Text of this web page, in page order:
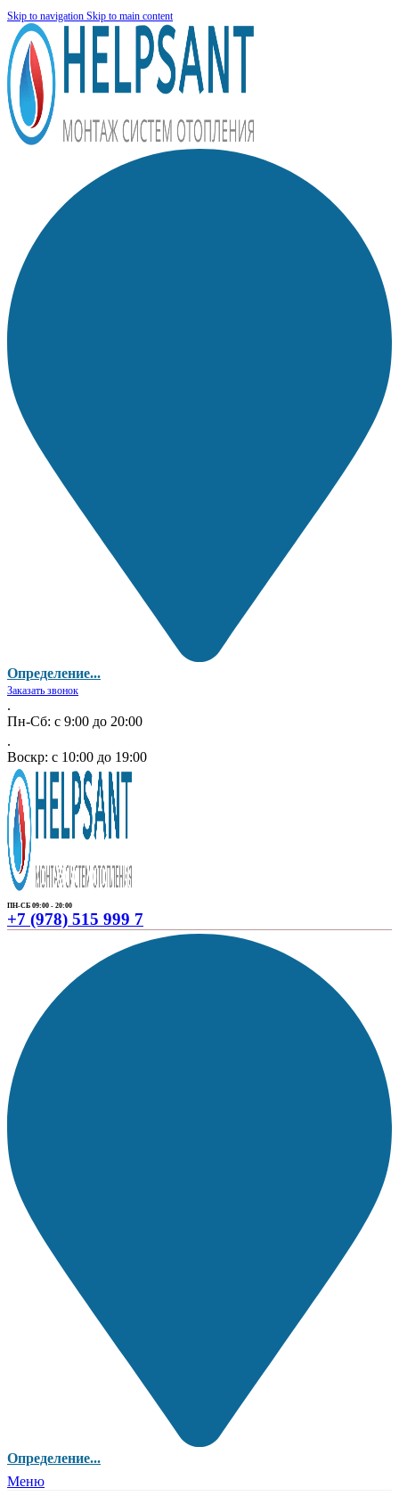
Skip to navigation Skip to main content
Определение...
Заказать звонок
.
Пн-Сб: с 9:00 до 20:00
.
Воскр: с 10:00 до 19:00
ПН-СБ 09:00 - 20:00
+7 (978) 515 999 7
Определение...
Меню